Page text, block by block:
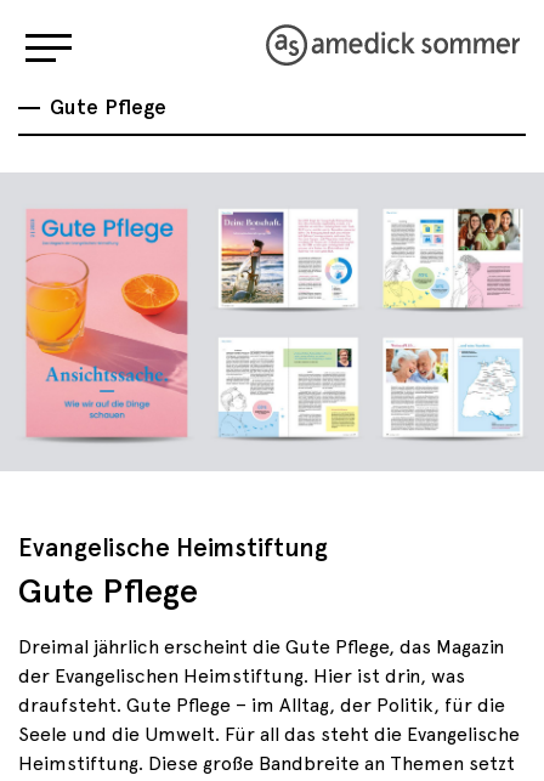
Gute Pflege
Evangelische Heimstiftung
Gute Pflege
Dreimal jährlich erscheint die Gute Pflege, das Magazin
der Evangelischen Heimstiftung. Hier ist drin, was
draufsteht. Gute Pflege – im Alltag, der Politik, für die
Seele und die Umwelt. Für all das steht die Evangelische
Heimstiftung. Diese große Bandbreite an Themen setzt